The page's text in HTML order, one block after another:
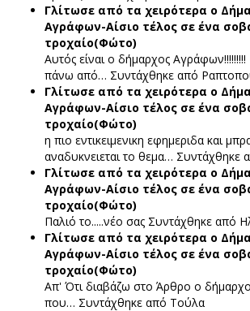
Γλίτωσε από τα χειρότερα ο
Αγράφων-Αίσιο τέλος σε ένα
τροχαίο(Φώτο)
Αυτός είναι ο δήμαρχος Αγράφων!!!!!!!!!
πάνω από… Συντάχθηκε από
Γλίτωσε από τα χειρότερα ο
Αγράφων-Αίσιο τέλος σε ένα
τροχαίο(Φώτο)
η πιο εντικειμενικη εφημεριδα και
αναδυκνειεται το θεμα… Συντάχθηκε
Γλίτωσε από τα χειρότερα ο
Αγράφων-Αίσιο τέλος σε ένα
τροχαίο(Φώτο)
Παλιό το.....νέο σας Συντάχθηκε από
Γλίτωσε από τα χειρότερα ο
Αγράφων-Αίσιο τέλος σε ένα
τροχαίο(Φώτο)
Απ' Ότι διαβάζω στο Άρθρο ο
που… Συντάχθηκε από Τούλα